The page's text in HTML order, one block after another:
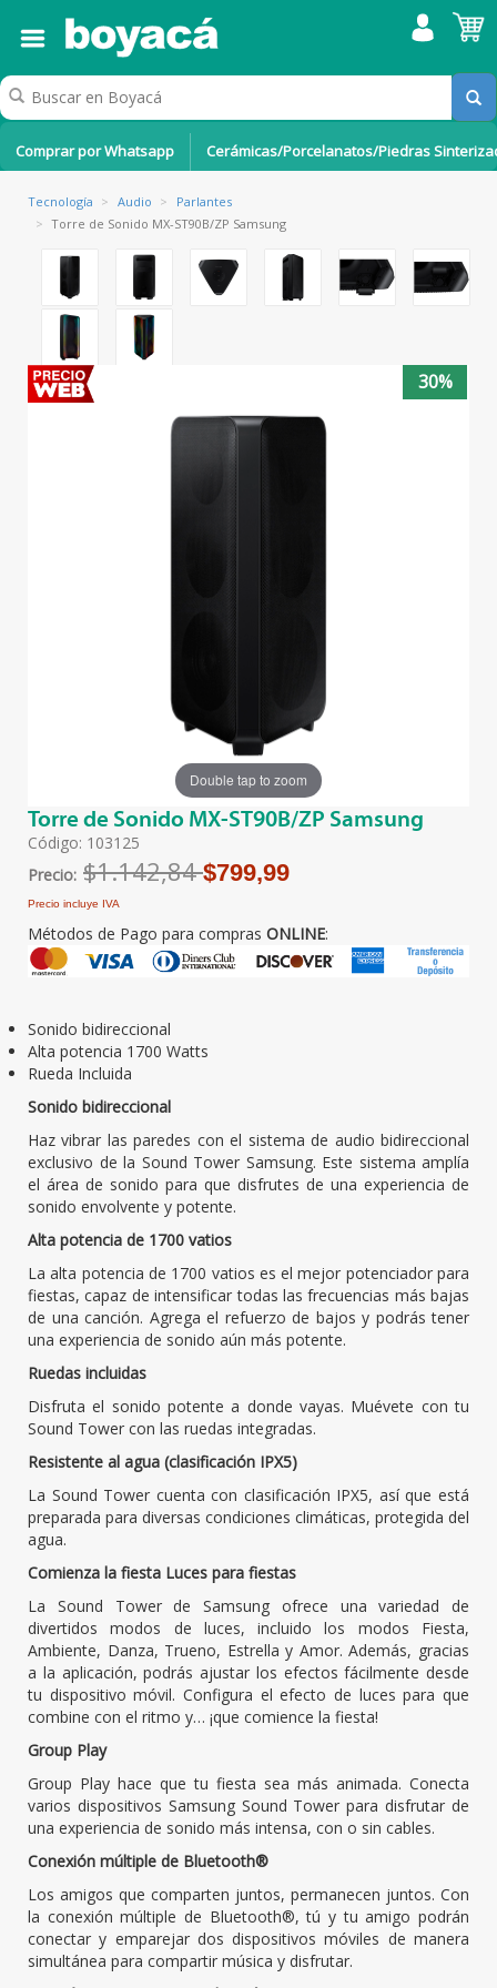
Comprar por Whatsapp Cerámicas/Porcelanatos/Piedras
Tecnología > Audio >
Parlantes
> Torre de Sonido MX-ST90B/ZP Samsung
30%
Double tap to zoom
Torre de Sonido MX-ST90B/ZP Samsung
Código: 103125
Precio: $1.142,84$799,99
Precio incluye IVA
Métodos de Pago para compras ONLINE:
Sonido bidireccional
Alta potencia 1700 Watts
Rueda Incluida
Sonido bidireccional
Haz vibrar las paredes con el sistema de audio bidireccional
exclusivo de la Sound Tower Samsung. Este sistema amplía
el área de sonido para que disfrutes de una experiencia de
sonido envolvente y potente.
Alta potencia de 1700 vatios
La alta potencia de 1700 vatios es el mejor potenciador para
fiestas, capaz de intensificar todas las frecuencias más bajas
de una canción. Agrega el refuerzo de bajos y podrás tener
una experiencia de sonido aún más potente.
Ruedas incluidas
Disfruta el sonido potente a donde vayas. Muévete con tu
Sound Tower con las ruedas integradas.
Resistente al agua (clasificación IPX5)
La Sound Tower cuenta con clasificación IPX5, así que está
preparada para diversas condiciones climáticas, protegida del
agua.
Comienza la fiesta Luces para fiestas
La Sound Tower de Samsung ofrece una variedad de
divertidos modos de luces, incluido los modos Fiesta,
Ambiente, Danza, Trueno, Estrella y Amor. Además, gracias
a la aplicación, podrás ajustar los efectos fácilmente desde
tu dispositivo móvil. Configura el efecto de luces para que
combine con el ritmo y… ¡que comience la fiesta!
Group Play
Group Play hace que tu fiesta sea más animada. Conecta
varios dispositivos Samsung Sound Tower para disfrutar de
una experiencia de sonido más intensa, con o sin cables.
Conexión múltiple de Bluetooth®
Los amigos que comparten juntos, permanecen juntos. Con
la conexión múltiple de Bluetooth®, tú y tu amigo podrán
conectar y emparejar dos dispositivos móviles de manera
simultánea para compartir música y disfrutar.